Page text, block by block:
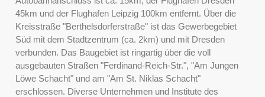
45km und der Flughafen Leipzig 100km entfernt. Über die
Kreisstraße "Berthelsdorferstraße" ist das Gewerbegebiet
Süd mit dem Stadtzentrum (ca. 2km) und mit Dresden
verbunden. Das Baugebiet ist ringartig über die voll
ausgebauten Straßen "Ferdinand-Reich-Str.", "Am Jungen
Löwe Schacht" und am "Am St. Niklas Schacht"
erschlossen. Diverse Unternehmen und Institute des